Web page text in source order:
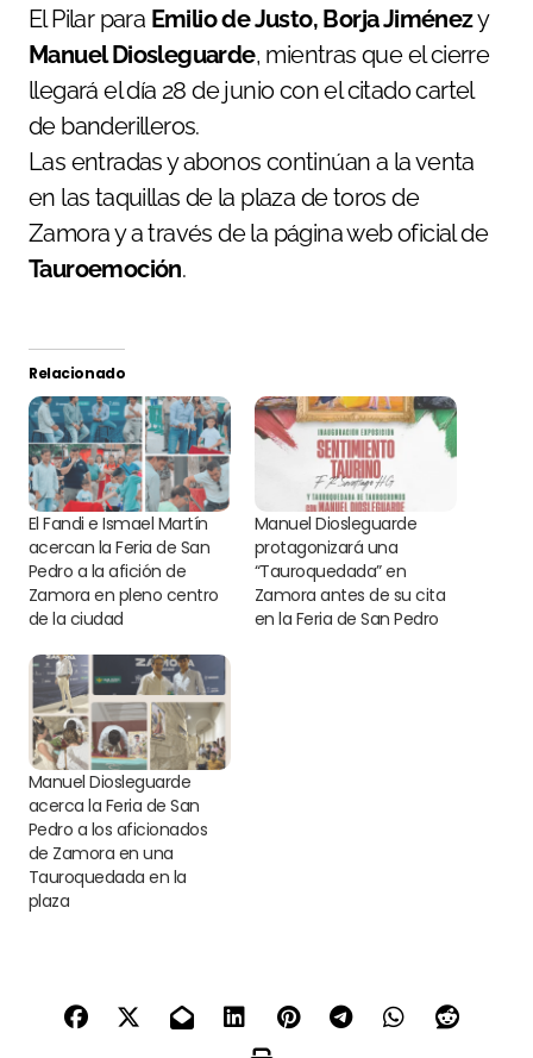
El Pilar para Emilio de Justo, Borja Jiménezy
Manuel Diosleguarde, mientras que el cierre
llegará el día 28 de junio con el citado cartel
de banderilleros.
Las entradas y abonos continúan a la venta
en las taquillas de la plaza de toros de
Zamora y a través de la página web oficial de
Tauroemoción.
Relacionado
El Fandi e Ismael Martín
acercan la Feria de San
Pedro a la afición de
Zamora en pleno centro
de la ciudad
Manuel Diosleguarde
protagonizará una
“Tauroquedada” en
Zamora antes de su cita
en la Feria de San Pedro
Manuel Diosleguarde
acerca la Feria de San
Pedro a los aficionados
de Zamora en una
Tauroquedada en la
plaza